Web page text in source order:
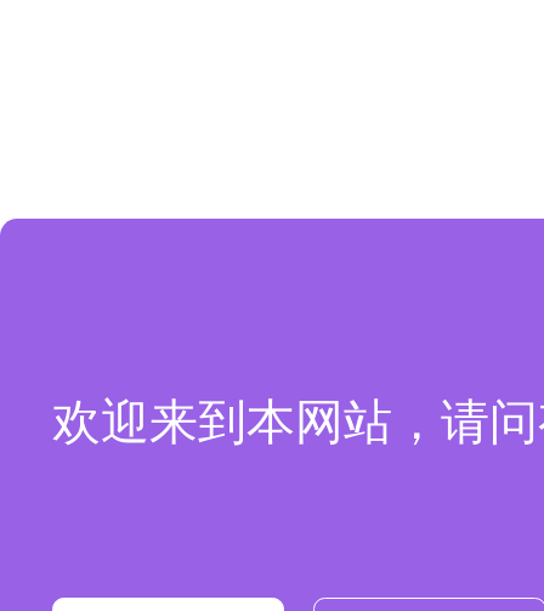
欢迎来到本网站，请